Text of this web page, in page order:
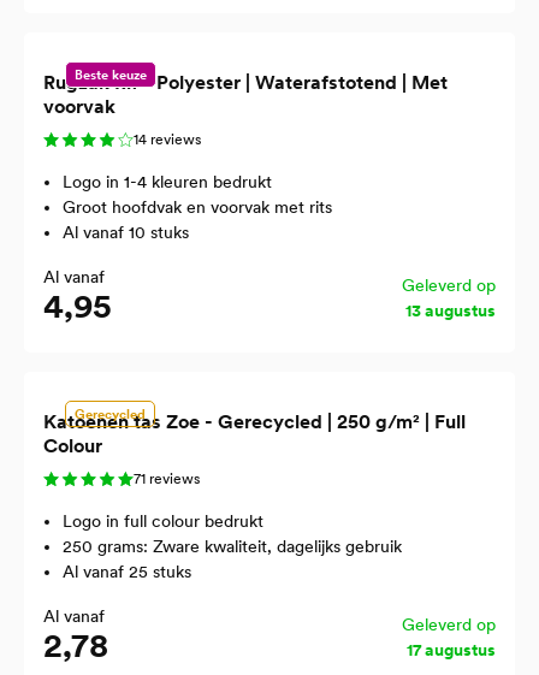
Beste keuze
Rugzak Rif - Polyester | Waterafstotend | Met
voorvak
14 reviews
Logo in 1-4 kleuren bedrukt
Groot hoofdvak en voorvak met rits
Al vanaf 10 stuks
Al vanaf
4,95
Geleverd op
13 augustus
Gerecycled
Katoenen tas Zoe - Gerecycled | 250 g/m² | Full
Colour
71 reviews
Logo in full colour bedrukt
250 grams: Zware kwaliteit, dagelijks gebruik
Al vanaf 25 stuks
Al vanaf
2,78
Geleverd op
17 augustus